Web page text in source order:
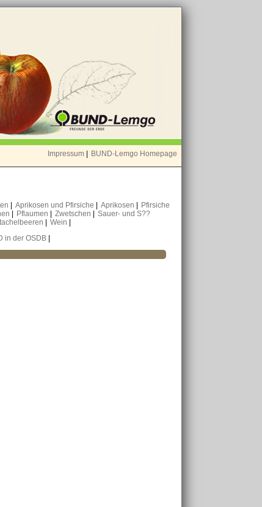
Impressum BUND-Lemgo Homepage
Aprikosen und Pfirsiche Aprikosen
Pfirsiche
Pflaumen Zwetschen
Sauer- und S??
Wein
in der OSDB